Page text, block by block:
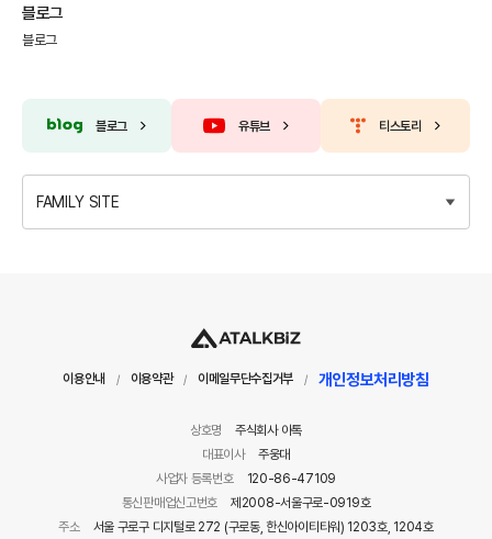
블로그
블로그
블로그 유튜브 티스토리
FAMILY SITE
이용안내 / 이용약관 / 이메일무단수집거부 / 개인정보처리방침
상호명
주식회사 아톡
대표이사
주웅대
사업자 등록번호
120-86-47109
통신판매업신고번호
제2008-서울구로-0919호
주소
서울 구로구 디지털로 272 (구로동, 한신아이티타워) 1203호, 1204호